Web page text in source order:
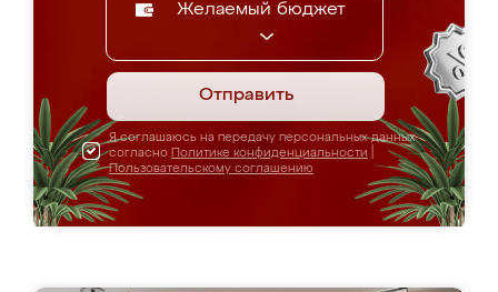
Желаемый бюджет
Отправить
Я соглашаюсь на передачу персональных данных
согласно Политике конфиденциальности
Пользовательскому соглашению